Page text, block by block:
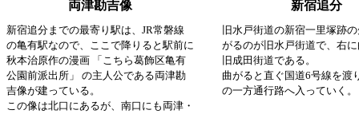
両津勘吉像 新宿追分
新宿追分までの最寄り駅は、JR常磐線
の亀有駅なので、ここで降りると駅前に
秋本治原作の漫画 「こちら葛飾区亀有
公園前派出所」 の主人公である両津勘
吉像が建っている。
この像は北口にあるが、南口にも両津・
旧水戸街道の新宿一里塚跡
がるのが旧水戸街道で、右
旧成田街道である。
曲がると直ぐ国道6号線を渡
の一方通行路へ入っていく。